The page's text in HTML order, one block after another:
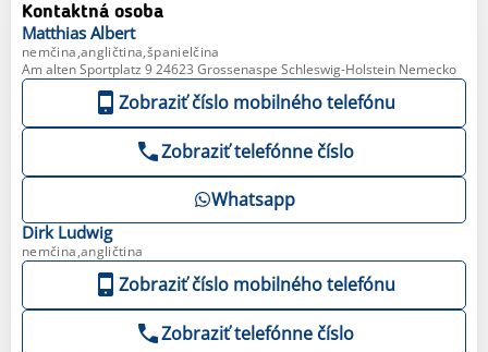
Kontaktná osoba
Matthias Albert
nemčina,angličtina,španielčina
Am alten Sportplatz 9 24623 Grossenaspe Schleswig-Holstein Nemecko
Zobraziť číslo mobilného telefónu
Zobraziť telefónne číslo
Whatsapp
Dirk Ludwig
nemčina,angličtina
Zobraziť číslo mobilného telefónu
Zobraziť telefónne číslo